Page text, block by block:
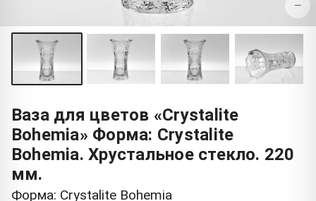
−
Ваза для цветов «Crystalite
Bohemia» Форма: Crystalite
Bohemia. Хрустальное стекло. 220
мм.
Форма: Crystalite Bohemia